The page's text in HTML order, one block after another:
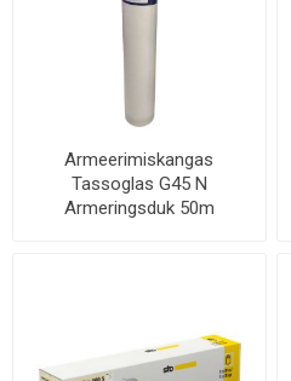
Armeerimiskangas
Tassoglas G45 N
Armeringsduk 50m